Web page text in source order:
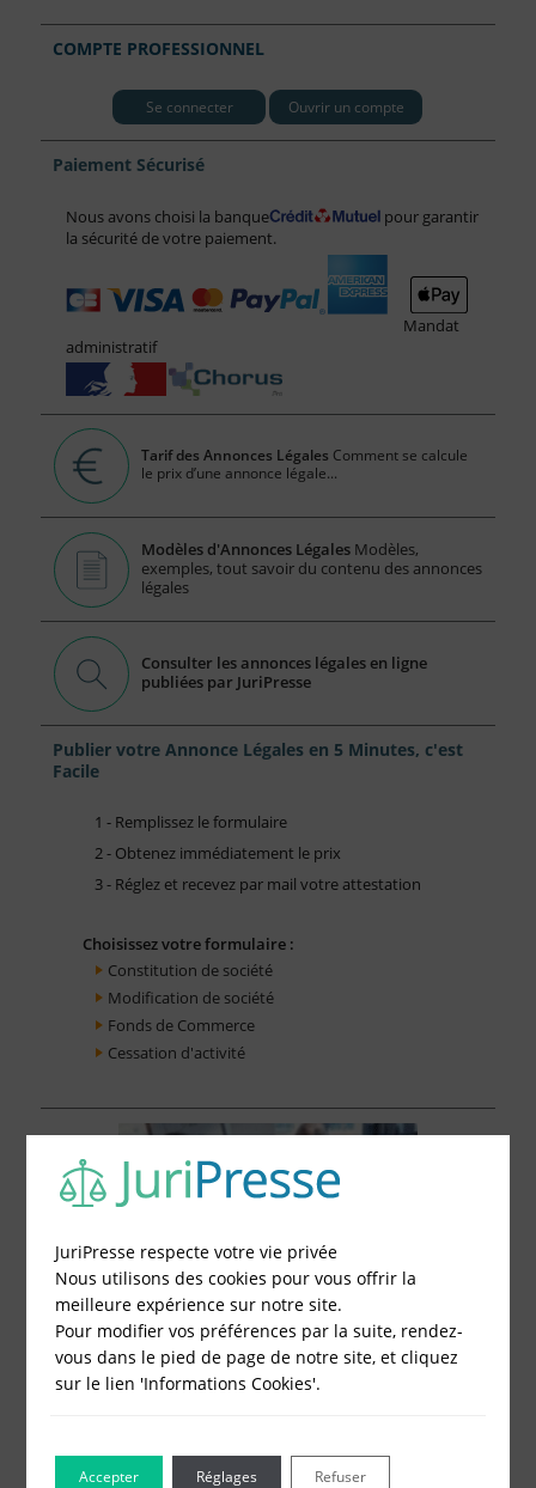
COMPTE PROFESSIONNEL
Se connecter Ouvrir un compte
Paiement Sécurisé
Nous avons choisi la banque
pour garantir
la sécurité de votre paiement.
Mandat
administratif
Tarif des Annonces Légales Comment se calcule
le prix d’une annonce légale...
Modèles d'Annonces Légales Modèles,
exemples, tout savoir du contenu des annonces
légales
Consulter les annonces légales en ligne
publiées par JuriPresse
Publier votre Annonce Légales en 5 Minutes, c'est
Facile
1 - Remplissez le formulaire
2 - Obtenez immédiatement le prix
3 - Réglez et recevez par mail votre attestation
Choisissez votre formulaire :
Constitution de société
Modification de société
Fonds de Commerce
Cessation d'activité
JuriPresse respecte votre vie privée
Nous utilisons des cookies pour vous offrir la
meilleure expérience sur notre site.
Pour modifier vos préférences par la suite, rendez-
vous dans le pied de page de notre site, et cliquez
sur le lien 'Informations Cookies'.
Accepter Refuser
Réglages